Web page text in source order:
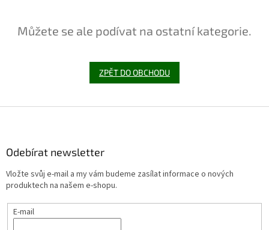
Můžete se ale podívat na ostatní kategorie.
ZPĚT DO OBCHODU
Odebírat newsletter
Vložte svůj e-mail a my vám budeme zasílat informace o nových
produktech na našem e-shopu.
E-mail